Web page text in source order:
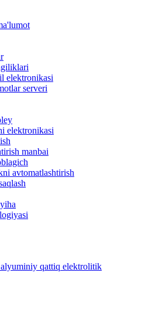
elektronikasi
serveri
elektronikasi
manbai
avtomatlashtirish
qattiq elektrolitik